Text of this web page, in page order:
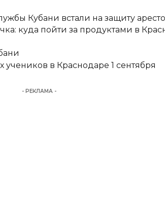
Кубани встали на защиту
куда пойти за продуктами в
учеников в Краснодаре 1 сентября
- РЕКЛАМА -